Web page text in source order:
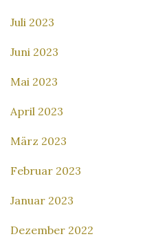
Juli 2023
Juni 2023
Mai 2023
April 2023
März 2023
Februar 2023
Januar 2023
Dezember 2022